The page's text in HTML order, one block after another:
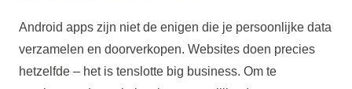
Android apps zijn niet de enigen die je persoonlijke data
verzamelen en doorverkopen. Websites doen precies
hetzelfde – het is tenslotte big business. Om te